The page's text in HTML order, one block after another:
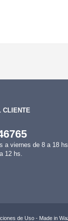
CLIENTE
a viernes de 8 a 18
12 hs.
de Uso - Made in